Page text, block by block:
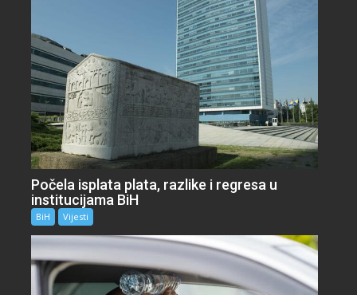
Počela isplata plata, razlike i regresa u
institucijama BiH
BiH Vijesti